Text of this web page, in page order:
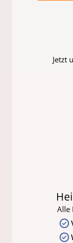
Jetzt
Alle